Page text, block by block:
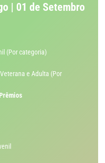
| 01 de Setembro
(Por categoria)
e Adulta (Por